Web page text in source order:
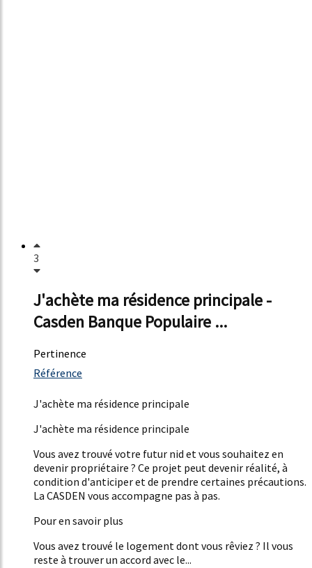
3
J'achète ma résidence principale -
Casden Banque Populaire ...
Pertinence
4122%
Référence
J'achète ma résidence principale
J'achète ma résidence principale
Vous avez trouvé votre futur nid et vous souhaitez en
devenir propriétaire ? Ce projet peut devenir réalité, à
condition d'anticiper et de prendre certaines précautions.
La CASDEN vous accompagne pas à pas.
Pour en savoir plus
Vous avez trouvé le logement dont vous rêviez ? Il vous
reste à trouver un accord avec le...